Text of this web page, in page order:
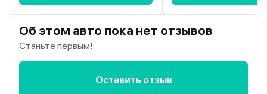
Об этом авто пока нет отзывов
Станьте первым!
Оставить отзыв